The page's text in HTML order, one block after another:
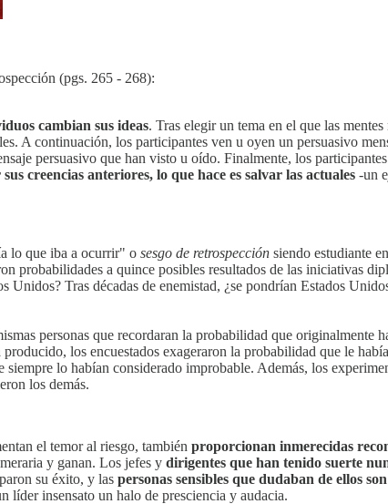
(pgs. 265 - 268):
cambian sus ideas. Tras elegir un tema en el que las
A continuación, los participantes ven u oyen un persuasivo
persuasivo que han visto u oído. Finalmente, los
creencias anteriores, lo que hace es salvar las actuales -un
lo que iba a ocurrir" o sesgo de retrospección siendo estudiante
probabilidades a quince posibles resultados de las iniciativas
Tras décadas de enemistad, ¿se pondrían Estados
personas que recordaran la probabilidad que originalmente
los encuestados exageraron la probabilidad que le
lo habían considerado improbable. Además, los
los demás.
el temor al riesgo, también proporcionan inmerecidas
y ganan. Los jefes y dirigentes que han tenido suerte
su éxito, y las personas sensibles que dudaban de ellos
líder insensato un halo de presciencia y audacia.